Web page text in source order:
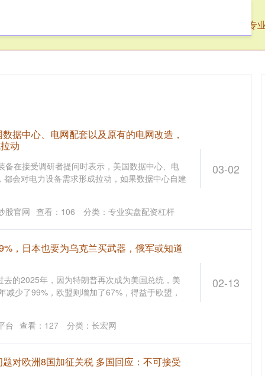
专
03-02
据中心、电网配套以及原有的电网改造，
动
备在接受调研者提问时表示，美国数据中心、电
会对电力设备需求形成拉动，如果数据中心自建
股官网 查看： 106 分类： 专业实盘配资杠杆
02-13
，日本也要为乌克兰买武器，俄军或知道
的2025年，因为特朗普再次成为美国总统，美
减少了99%，欧盟则增加了67%，得益于欧盟，
台 查看： 127 分类： 长宏网
对欧洲8国加征关税 多国回应：不可接受